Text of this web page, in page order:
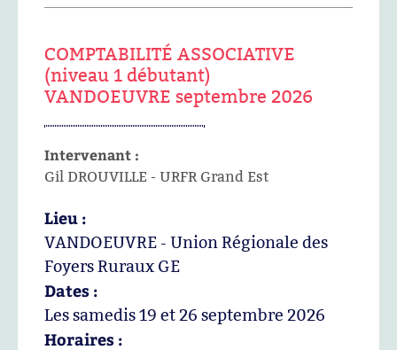
COMPTABILITÉ ASSOCIATIVE
(niveau 1 débutant)
VANDOEUVRE septembre 2026
Intervenant :
Gil DROUVILLE - URFR Grand Est
Lieu :
VANDOEUVRE - Union Régionale des
Foyers Ruraux GE
Dates :
Les samedis 19 et 26 septembre 2026
Horaires :